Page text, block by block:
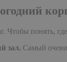
понять,
зал. Самый